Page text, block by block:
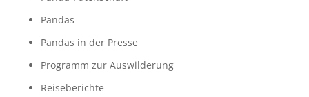
Pandas
Pandas in der Presse
Programm zur Auswilderung
Reiseberichte